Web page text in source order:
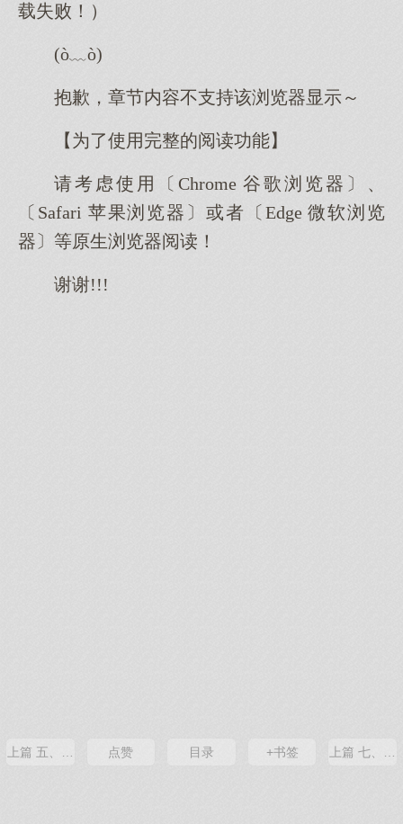
载失败！）
(ò﹏ò)
抱歉，章节内容不支持该浏览器显示～
【为了使用完整的阅读功能】
请考虑使用〔Chrome 谷歌浏览器〕、
〔Safari 苹果浏览器〕或者〔Edge 微软浏览
器〕等原生浏览器阅读！
谢谢!!!
上篇 五、世界大战点赞 目录 +书签 上篇 七、革